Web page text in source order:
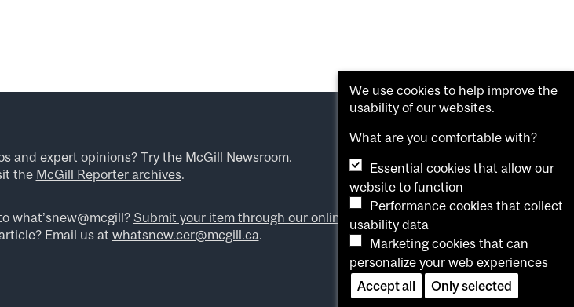
and expert opinions? Try the McGill Newsroom.
the McGill Reporter archives.
what’snew@mcgill? Submit your item through our online form .
Email us at whatsnew.cer@mcgill.ca.
We use cookies to help improve the
usability of our websites.
What are you comfortable with?
Essential cookies that allow our
website to function
Performance cookies that collect
usability data
Marketing cookies that can
personalize your web experiences
Accept all
Only selected